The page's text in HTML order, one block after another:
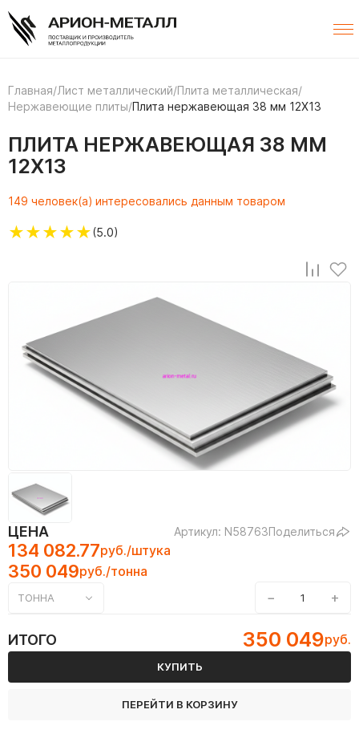
Главная/Лист металлический/Плита металлическая/
Нержавеющие плиты/Плита нержавеющая 38 мм 12Х13
ПЛИТА НЕРЖАВЕЮЩАЯ 38 ММ
12Х13
149 человек(а) интересовались данным товаром
★★★★★(5.0)
ЦЕНА Артикул: N58763Поделиться
134 082.77руб./штука
350 049руб./тонна
ТОННА − +
ИТОГО 350 049руб.
КУПИТЬ
ПЕРЕЙТИ В КОРЗИНУ